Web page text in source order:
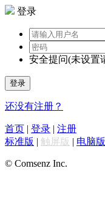
登录
安全提问(未设置
登录
还没有注册？
首页 | 登录 | 注册
标准版 | 触屏版 | 电脑版
© Comsenz Inc.